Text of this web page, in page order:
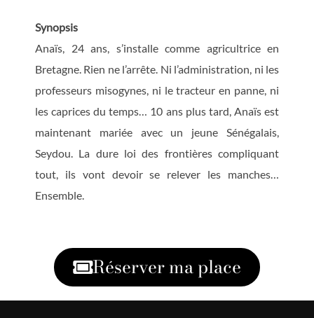
Synopsis
Anaïs, 24 ans, s’installe comme agricultrice en
Bretagne. Rien ne l’arrête. Ni l’administration, ni les
professeurs misogynes, ni le tracteur en panne, ni
les caprices du temps… 10 ans plus tard, Anaïs est
maintenant mariée avec un jeune Sénégalais,
Seydou. La dure loi des frontières compliquant
tout, ils vont devoir se relever les manches…
Ensemble.
Réserver ma place